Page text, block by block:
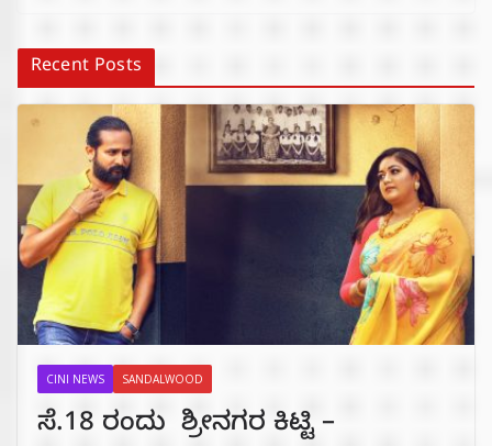
Recent Posts
CINI NEWS SANDALWOOD
ಸೆ.18 ರಂದು ಶ್ರೀನಗರ ಕಿಟ್ಟಿ –